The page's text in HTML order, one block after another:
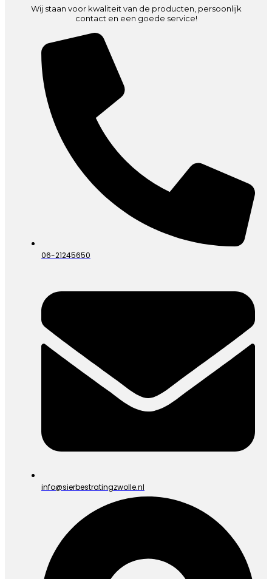
Wij staan voor kwaliteit van de producten, persoonlijk
contact en een goede service!
06-21245650
info@sierbestratingzwolle.nl